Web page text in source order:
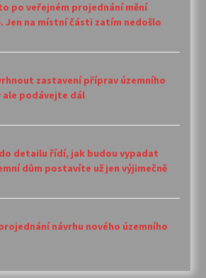
po veřejném projednání mění
Jen na místní části zatím nedošlo
zastavení příprav územního
ale podávejte dál
detailu řídí, jak budou vypadat
dům postavíte už jen výjimečně
návrhu nového územního